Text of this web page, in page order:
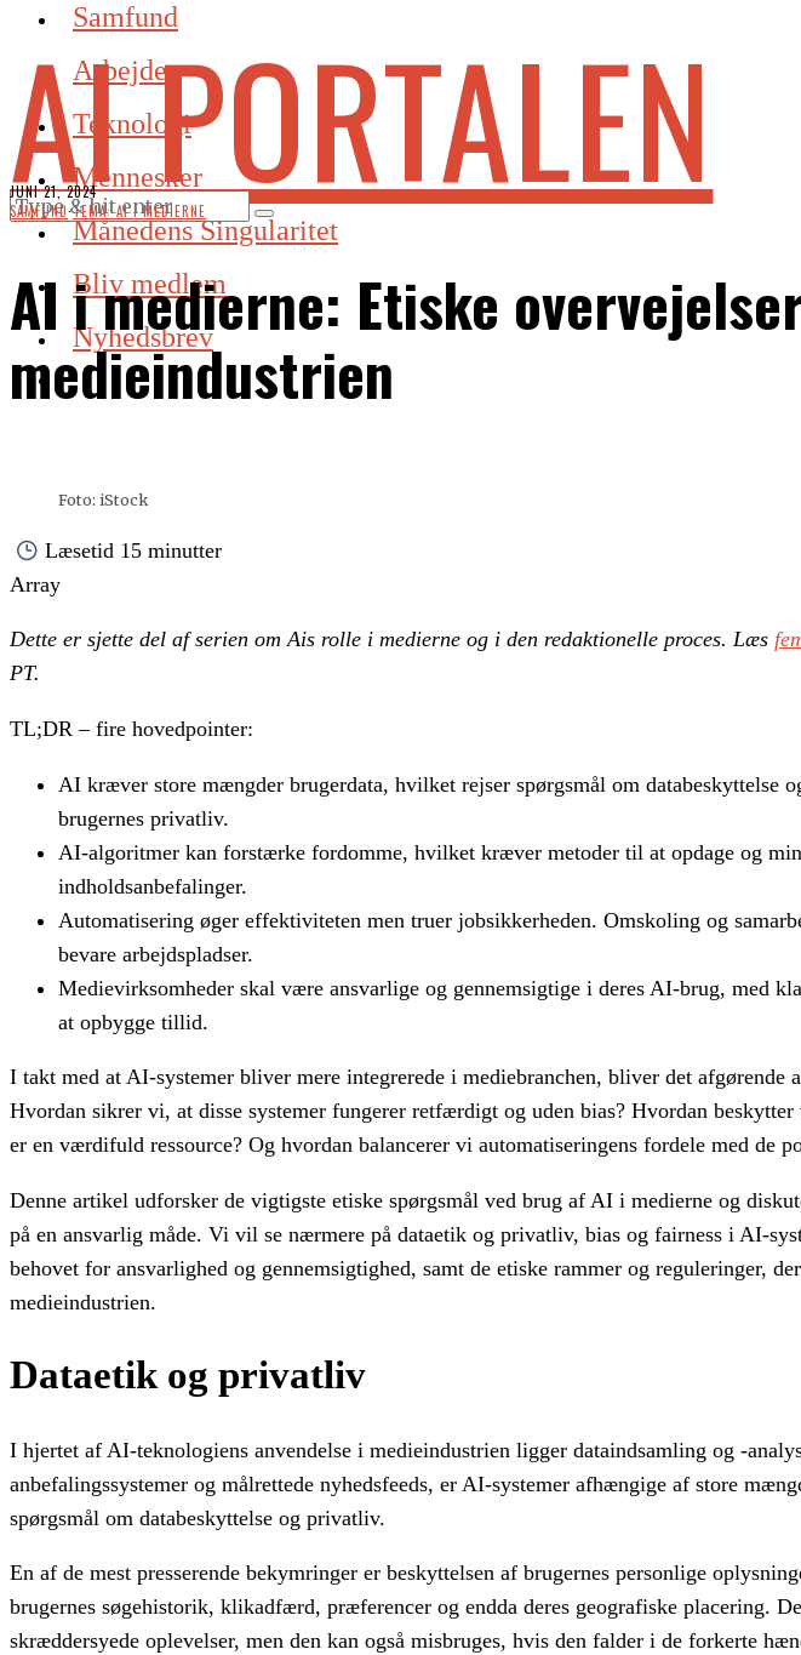
Samfund
Arbejde
Teknologi
Mennesker
Månedens Singularitet
Bliv medlem
Nyhedsbrev
AI PORTALEN
JUNI 21, 2024
SAMFUND·TEMA: AI I MEDIERNE
AI i medierne: Etiske
medieindustrien
Foto: iStock
Læsetid 15 minutter
Array
Det­te er sjette del af se­rien om Ais rol­le i me­di­er­ne og i den re­dak­tio­nel­le proces. Læs
PT.
TL;DR – fire hovedpointer:
AI kræver store mængder brugerdata, hvilket rejser spørgsmål om databeskyttelse
brugernes privatliv.
AI-algoritmer kan forstærke fordomme, hvilket kræver metoder til at opdage og
indholdsanbefalinger.
Automatisering øger effektiviteten men truer jobsikkerheden. Omskoling og
bevare arbejdspladser.
Medievirksomheder skal være ansvarlige og gennemsigtige i deres AI-brug, med
at opbygge tillid.
I takt med at AI-systemer bliver mere integrerede i mediebranchen, bliver det afgørende
Hvordan sikrer vi, at disse systemer fungerer retfærdigt og uden bias? Hvordan
er en værdifuld ressource? Og hvordan balancerer vi automatiseringens fordele med de
Denne artikel udforsker de vigtigste etiske spørgsmål ved brug af AI i medierne og
på en ansvarlig måde. Vi vil se nærmere på dataetik og privatliv, bias og fairness i AI-
behovet for ansvarlighed og gennemsigtighed, samt de etiske rammer og reguleringer,
medieindustrien.
Dataetik og privatliv
I hjertet af AI-teknologiens anvendelse i medieindustrien ligger dataindsamling og -
anbefalingssystemer og målrettede nyhedsfeeds, er AI-systemer afhængige af store
spørgsmål om databeskyttelse og privatliv.
En af de mest presserende bekymringer er beskyttelsen af brugernes personlige
brugernes søgehistorik, klikadfærd, præferencer og endda deres geografiske placering.
skræddersyede oplevelser, men den kan også misbruges, hvis den falder i de forkerte